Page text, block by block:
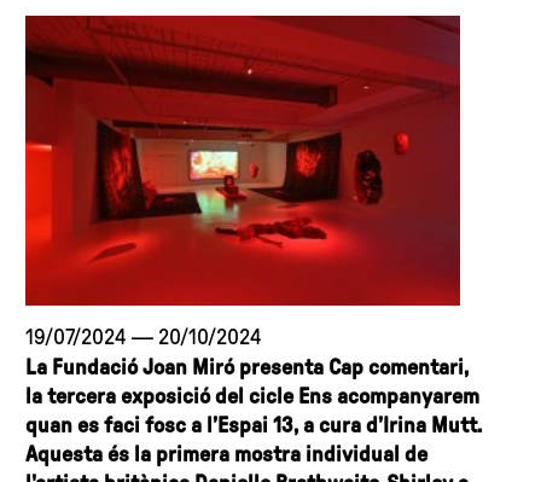
19/07/2024 — 20/10/2024
La Fundació Joan Miró presenta Cap comentari,
la tercera exposició del cicle Ens acompanyarem
quan es faci fosc a l’Espai 13, a cura d’Irina Mutt.
Aquesta és la primera mostra individual de